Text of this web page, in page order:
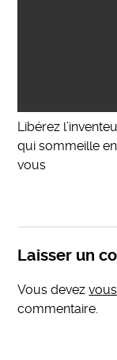
Libérez
qui sommeille en
vous
Laisser un
Vous devez
commentaire.